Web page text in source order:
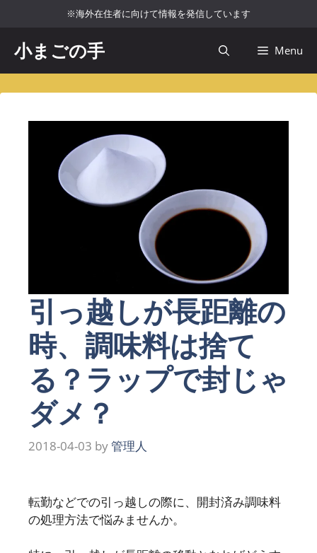
ツ
へ
※海外在住者に向けて情報を発信しています
小まごの手 Menu
引っ越しが長距離の
時、調味料は捨て
る？ラップで封じゃ
ダメ？
2018-04-03 by管理人
転勤などでの引っ越しの際に、開封済み調味料
の処理方法で悩みませんか。